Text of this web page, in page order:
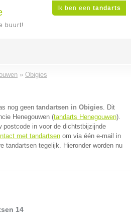
Ik ben een tandarts
buurt!
» Obigies
nog geen tandartsen in Obigies. Dit
Henegouwen (tandarts Henegouwen).
postcode in voor de dichtstbijzijnde
met tandartsen om via één e-mail in
tandartsen tegelijk. Hieronder worden nu
14